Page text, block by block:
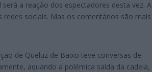
a reação dos espectadores desta vez. A
sociais. Mas os comentários são mais
de Queluz de Baixo teve conversas de
aquando a polémica saída da cadeia,